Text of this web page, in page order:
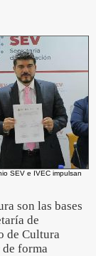
SEV e IVEC impulsan
son las bases
de
de Cultura
forma